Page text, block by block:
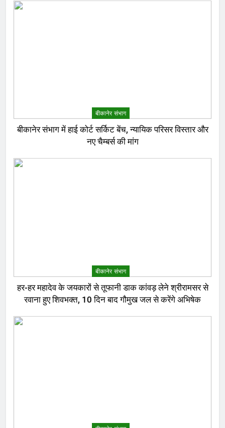
बीकानेर संभाग
बीकानेर संभाग में हाई कोर्ट सर्किट बेंच, न्यायिक परिसर विस्तार और
नए चैम्बर्स की मांग
बीकानेर संभाग
हर-हर महादेव के जयकारों से तूफानी डाक कांवड़ लेने श्रीरामसर से
रवाना हुए शिवभक्त, 10 दिन बाद गौमुख जल से करेंगे अभिषेक